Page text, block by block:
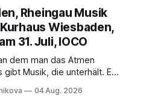
Rheingau Musik
Wiesbaden,
31. Juli, IOCO
dem man das Atmen
man minutenlang kein
04 Aug. 2026